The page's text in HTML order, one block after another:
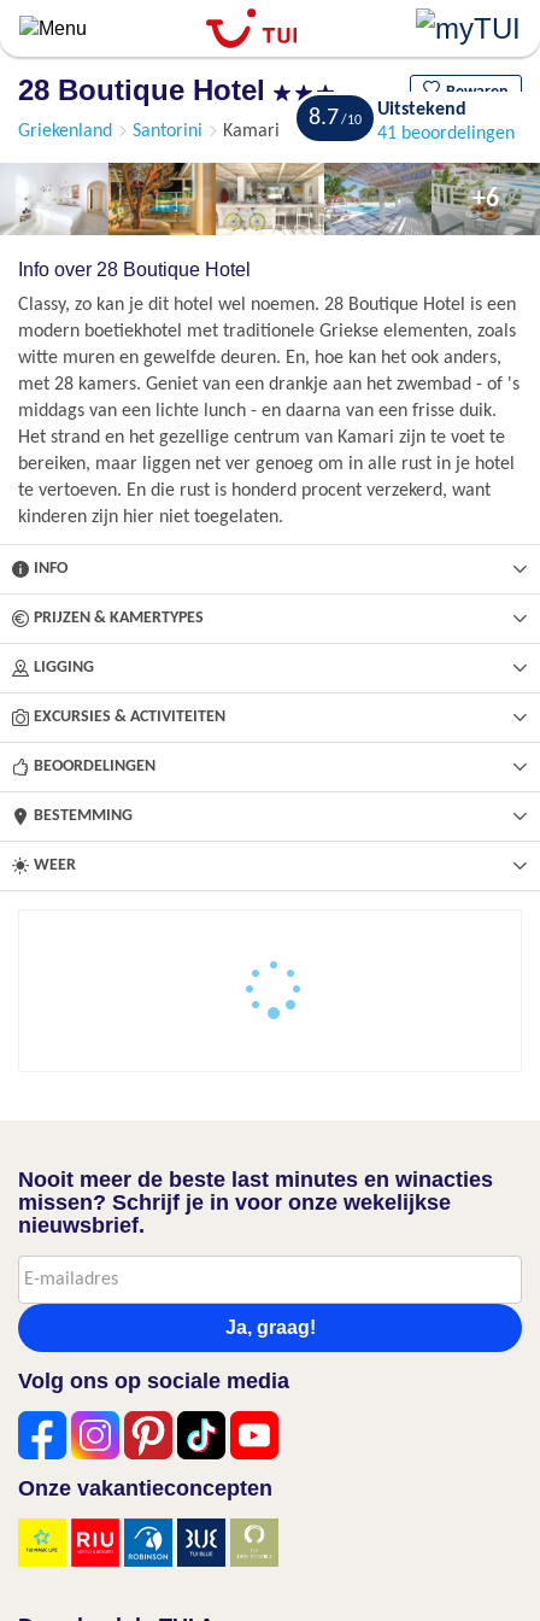
Overslaan
en
algemene
28 Boutique Hotel Bewaren
Griekenland Santorini Kamari
8.7
Uitstekend
41 beoordelingen
+6
Info over 28 Boutique Hotel
Classy, zo kan je dit hotel wel noemen. 28 Boutique Hotel is een
modern boetiekhotel met traditionele Griekse elementen, zoals
witte muren en gewelfde deuren. En, hoe kan het ook anders,
met 28 kamers. Geniet van een drankje aan het zwembad - of 's
middags van een lichte lunch - en daarna van een frisse duik.
Het strand en het gezellige centrum van Kamari zijn te voet te
bereiken, maar liggen net ver genoeg om in alle rust in je hotel
te vertoeven. En die rust is honderd procent verzekerd, want
kinderen zijn hier niet toegelaten.
INFO
PRIJZEN & KAMERTYPES
LIGGING
EXCURSIES & ACTIVITEITEN
BEOORDELINGEN
BESTEMMING
WEER
Nooit meer de beste last minutes en winacties
missen? Schrijf je in voor onze wekelijkse
nieuwsbrief.
Ja, graag!
Volg ons op sociale media
Onze vakantieconcepten